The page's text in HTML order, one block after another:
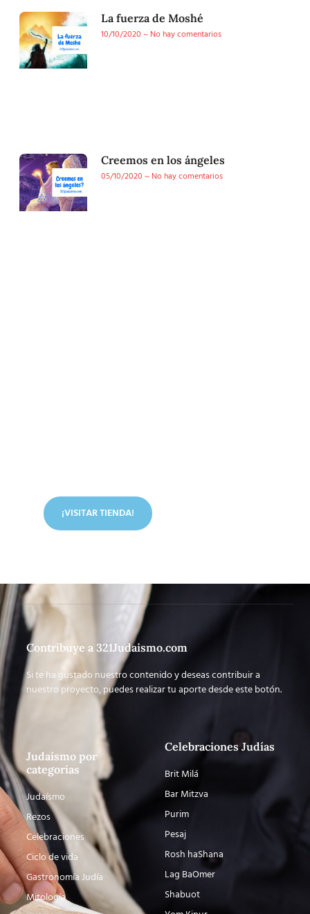
La fuerza de Moshé
10/10/2020
No hay comentarios
Creemos en los ángeles
05/10/2020
No hay comentarios
¡VISITAR TIENDA!
Contribuye a 321Judaismo.com
Si te ha gustado nuestro contenido y deseas contribuir a
nuestro proyecto, puedes realizar tu aporte desde este botón.
Judaísmo por
categorías
Judaísmo
Rezos
Celebraciones
Ciclo de vida
Gastronomía Judía
Mitología
Celebraciones Judías
Brit Milá
Bar Mitzva
Purim
Pesaj
Rosh haShana
Lag BaOmer
Shabuot